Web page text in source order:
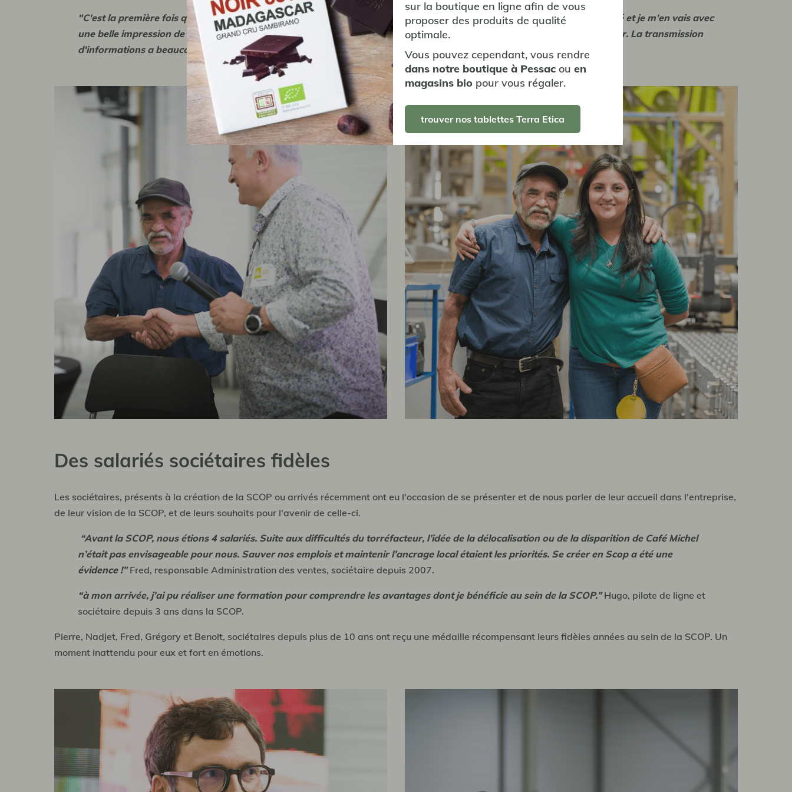
"C'est la première fois que nous venons chez Café Michel et nous sommes réellement impressionnés par le travail réalisé et je m'en vais avec
une belle impression de l'entreprise. Mon rôle de président va être de transmettre ce que j'ai pu voir à chaque producteur. La transmission
d'informations a beaucoup de pouvoir. "David, producteur et président de la coopérative COMSA, Honduras.
Des salariés sociétaires fidèles
Les sociétaires, présents à la création de la SCOP ou arrivés récemment ont eu l'occasion de se présenter et de nous parler de leur accueil dans l'entreprise,
de leur vision de la SCOP, et de leurs souhaits pour l'avenir de celle-ci.
“Avant la SCOP, nous étions 4 salariés. Suite aux difficultés du torréfacteur, l’idée de la délocalisation ou de la disparition de Café Michel
n’était pas envisageable pour nous. Sauver nos emplois et maintenir l’ancrage local étaient les priorités. Se créer en Scop a été une
évidence !”Fred, responsable Administration des ventes, sociétaire depuis 2007.
“à mon arrivée, j’ai pu réaliser une formation pour comprendre les avantages dont je bénéficie au sein de la SCOP.” Hugo, pilote de ligne et
sociétaire depuis 3 ans dans la SCOP.
Pierre, Nadjet, Fred, Grégory et Benoit, sociétaires depuis plus de 10 ans ont reçu une médaille récompensant leurs fidèles années au sein de la SCOP. Un
moment inattendu pour eux et fort en émotions.
sur la boutique en ligne afin de vous
proposer des produits de qualité
optimale.
Vous pouvez cependant, vous rendre
dans notre boutique à Pessac ou en
magasins bio pour vous régaler.
trouver nos tablettes Terra Etica